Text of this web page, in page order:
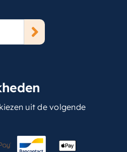
uit de volgende